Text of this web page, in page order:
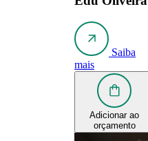
Saiba
mais
Adicionar ao
orçamento